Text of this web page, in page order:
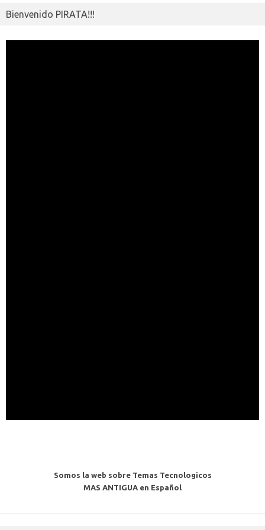
Bienvenido PIRATA!!!
Somos la web sobre Temas Tecnologicos
MAS ANTIGUA en Español